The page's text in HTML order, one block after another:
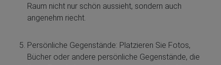
Raum nicht nur schön aussieht, sondern auch
angenehm riecht.
Persönliche Gegenstände: Platzieren Sie Fotos,
Bücher oder andere persönliche Gegenstände, die